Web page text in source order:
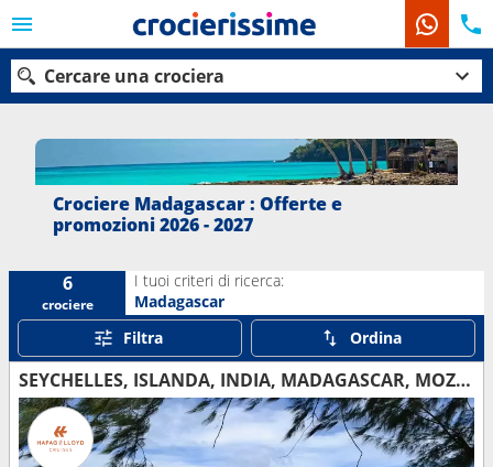
Cercare una crociera
Le nostre destinazioni
Porti
Ricerca
Crociere Madagascar : Offerte e
promozioni 2026 - 2027
6
crociere
I tuoi criteri di ricerca:
Madagascar
Filtra
Ordina
SEYCHELLES, ISLANDA, INDIA, MADAGASCAR, MOZAMBICO, AFRICA DEL SUD